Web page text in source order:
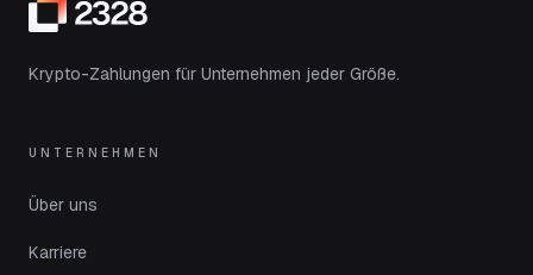
Krypto-Zahlungen für Unternehmen jeder Größe.
UNTERNEHMEN
Über uns
Karriere